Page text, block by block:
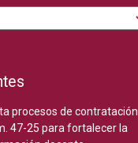
procesos de contratación
47-25 para fortalecer la